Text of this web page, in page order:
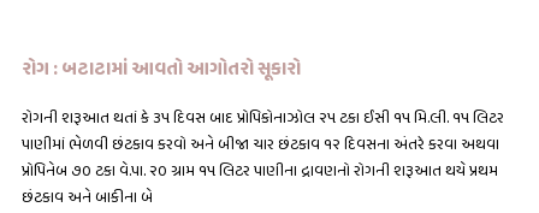
રોગ : બટાટામાં આવતો આગોતરો સૂકારો
રોગની શરૂઆત થતાં કે ૩૫ દિવસ બાદ પ્રોપિકોનાઝોલ ૨૫ ટકા ઈસી ૧૫ મિ.લી. ૧૫ લિટર
પાણીમાં ભેળવી છંટકાવ કરવો અને બીજા ચાર છંટકાવ ૧૨ દિવસના અંતરે કરવા અથવા
પ્રોપિનેબ ૭૦ ટકા વે.પા. ૨૦ ગ્રામ ૧૫ લિટર પાણીના દ્રાવણનો રોગની શરૂઆત થયે પ્રથમ
છંટકાવ અને બાકીના બે